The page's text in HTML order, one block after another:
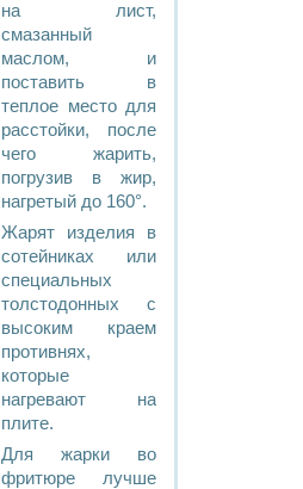
на лист,
смазанный
маслом, и
поставить в
теплое место для
расстойки, после
чего жарить,
погрузив в жир,
нагретый до 160°.
Жарят изделия в
сотейниках или
специальных
толстодонных с
высоким краем
противнях,
которые
нагревают на
плите.
Для жарки во
фритюре лучше